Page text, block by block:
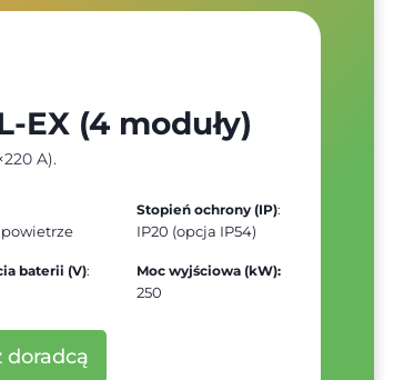
EX (4 moduły)
A).
Stopień ochrony (IP):
IP20 (opcja IP54)
baterii (V): Moc wyjściowa (kW):
250
doradcą